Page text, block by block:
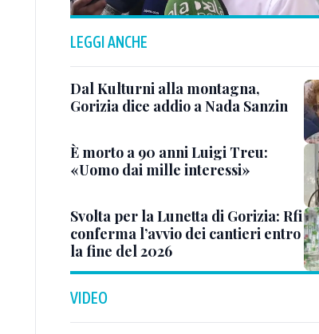
LEGGI ANCHE
Dal Kulturni alla montagna,
Gorizia dice addio a Nada Sanzin
È morto a 90 anni Luigi Treu:
«Uomo dai mille interessi»
Svolta per la Lunetta di Gorizia: Rfi
conferma l’avvio dei cantieri entro
la fine del 2026
VIDEO